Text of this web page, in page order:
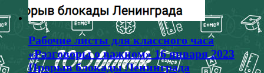
Рабочие листы для классного часа
«Разговоры о важном» 16 января 2023
Прорыв блокады Ленинграда